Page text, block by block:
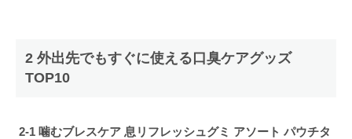
2 外出先でもすぐに使える口臭ケアグッズ
TOP10
2-1 噛むブレスケア 息リフレッシュグミ アソート パウチタ